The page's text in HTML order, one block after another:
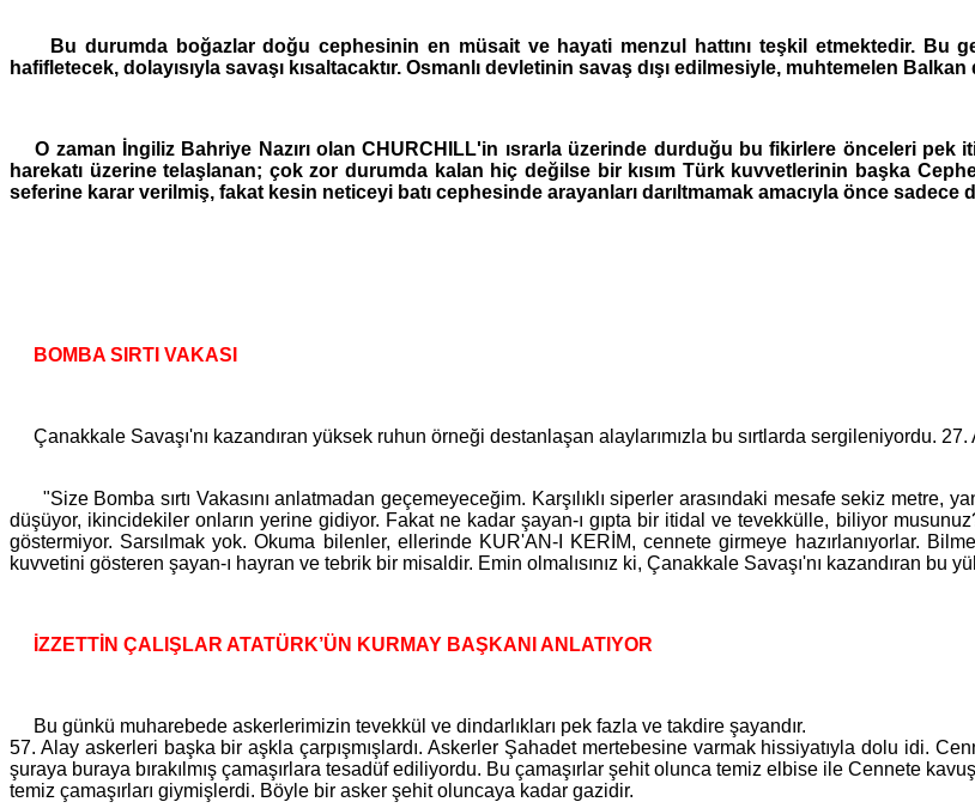
Bu durumda boğazlar doğu cephesinin en müsait ve hayati menzul hattını teşkil etmektedir. Bu
hafifletecek, dolayısıyla savaşı kısaltacaktır. Osmanlı devletinin savaş dışı edilmesiyle, muhtemelen
O zaman İngiliz Bahriye Nazırı olan CHURCHILL'in ısrarla üzerinde durduğu bu fikirlere önceleri pek
harekatı üzerine telaşlanan; çok zor durumda kalan hiç değilse bir kısım Türk kuvvetlerinin başka
seferine karar verilmiş, fakat kesin neticeyi batı cephesinde arayanları darıltmamak amacıyla önce sadece
BOMBA SIRTI VAKASI
Çanakkale Savaşı'nı kazandıran yüksek ruhun örneği destanlaşan alaylarımızla bu sırtlarda sergileniyordu.
"Size Bomba sırtı Vakasını anlatmadan geçemeyeceğim. Karşılıklı siperler arasındaki mesafe sekiz metre,
düşüyor, ikincidekiler onların yerine gidiyor. Fakat ne kadar şayan-ı gıpta bir itidal ve tevekkülle, biliyor
göstermiyor. Sarsılmak yok. Okuma bilenler, ellerinde KUR'AN-I KERİM, cennete girmeye hazırlanıyorlar.
kuvvetini gösteren şayan-ı hayran ve tebrik bir misaldir. Emin olmalısınız ki, Çanakkale Savaşı'nı kazandıran bu
İZZETTİN ÇALIŞLAR ATATÜRK’ÜN KURMAY BAŞKANI ANLATIYOR
Bu günkü muharebede askerlerimizin tevekkül ve dindarlıkları pek fazla ve takdire şayandır.
57. Alay askerleri başka bir aşkla çarpışmışlardı. Askerler Şahadet mertebesine varmak hissiyatıyla dolu idi.
şuraya buraya bırakılmış çamaşırlara tesadüf ediliyordu. Bu çamaşırlar şehit olunca temiz elbise ile Cennete
temiz çamaşırları giymişlerdi. Böyle bir asker şehit oluncaya kadar gazidir.